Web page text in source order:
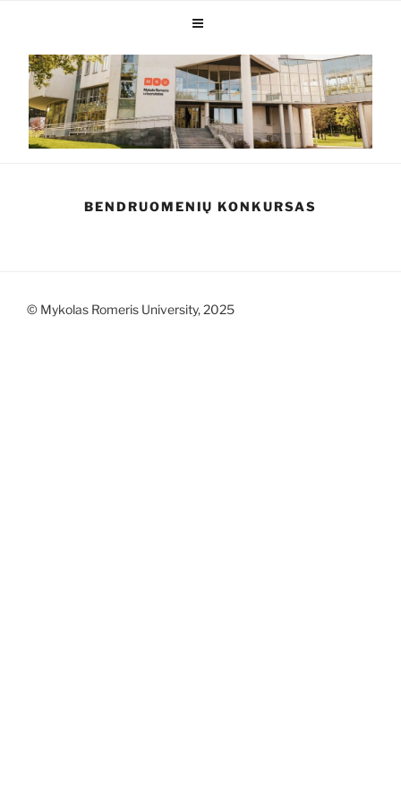
BENDRUOMENIŲ KONKURSAS
© Mykolas Romeris University, 2025